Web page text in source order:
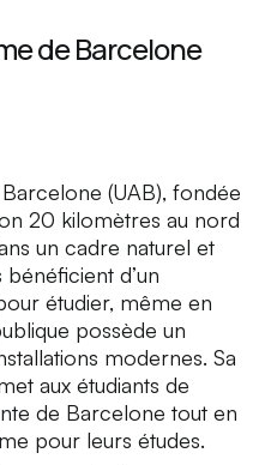
de Barcelone
(UAB), fondée
20 kilomètres au nord
un cadre naturel et
bénéficient d’un
étudier, même en
possède un
modernes. Sa
aux étudiants de
de Barcelone tout en
pour leurs études.